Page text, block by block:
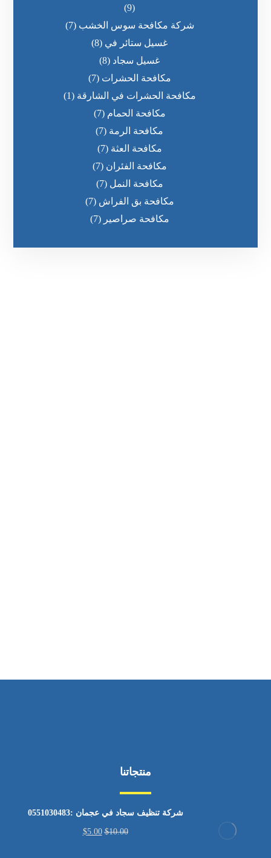
(9)
شركة مكافحة سوس الخشب (7)
غسيل ستائر في (8)
غسيل سجاد (8)
مكافحة الحشرات (7)
مكافحة الحشرات في الشارقة (1)
مكافحة الحمام (7)
مكافحة الرمة (7)
مكافحة العثة (7)
مكافحة الفئران (7)
مكافحة النمل (7)
مكافحة بق الفراش (7)
مكافحة صراصير (7)
منتجاتنا
شركة تنظيف سجاد في عجمان :0551030483
$10.00
$5.00